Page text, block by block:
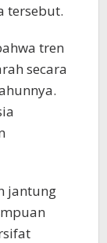
tersebut.
tren
secara
jantung